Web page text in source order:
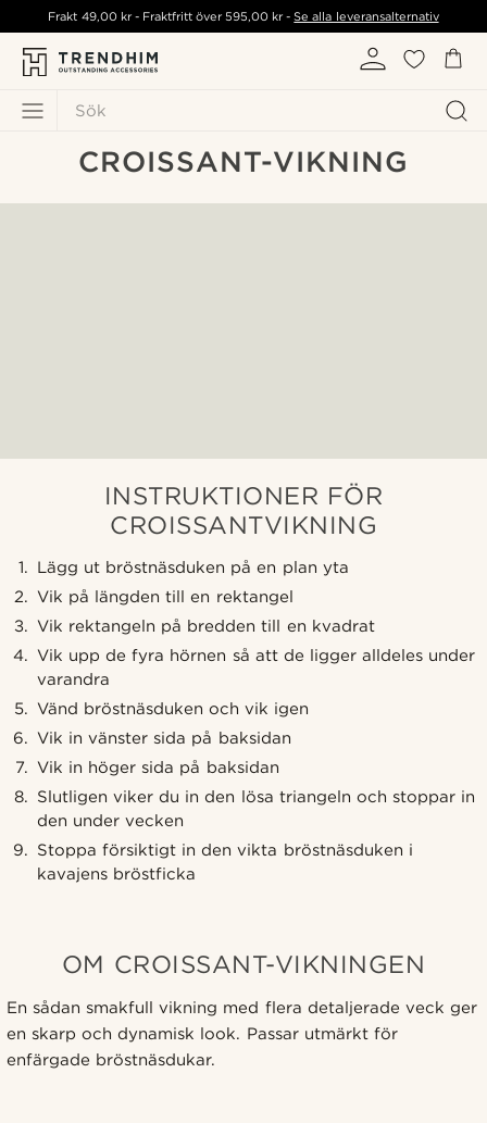
Sök
Frakt 49,00 kr- Fraktfritt över595,00 kr -Se alla leveransalternativ
CROISSANT-VIKNING
INSTRUKTIONER FÖR
CROISSANTVIKNING
Lägg ut bröstnäsduken på en plan yta
Vik på längden till en rektangel
Vik rektangeln på bredden till en kvadrat
Vik upp de fyra hörnen så att de ligger alldeles under
varandra
Vänd bröstnäsduken och vik igen
Vik in vänster sida på baksidan
Vik in höger sida på baksidan
Slutligen viker du in den lösa triangeln och stoppar in
den under vecken
Stoppa försiktigt in den vikta bröstnäsduken i
kavajens bröstficka
OM CROISSANT-VIKNINGEN
En sådan smakfull vikning med flera detaljerade veck ger
en skarp och dynamisk look. Passar utmärkt för
enfärgade bröstnäsdukar.